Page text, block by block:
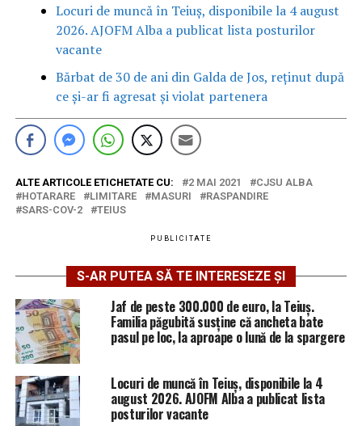
Locuri de muncă în Teiuș, disponibile la 4 august
2026. AJOFM Alba a publicat lista posturilor
vacante
Bărbat de 30 de ani din Galda de Jos, reținut după
ce și-ar fi agresat și violat partenera
ALTE ARTICOLE ETICHETATE CU: 2 MAI 2021
CJSU ALBA
HOTARARE
LIMITARE MASURI
RASPANDIRE
SARS-COV-2
TEIUS
PUBLICITATE
S-AR PUTEA SĂ TE INTERESEZE ȘI
Jaf de peste 300.000 de euro, la Teiuș.
Familia păgubită susține că ancheta bate
pasul pe loc, la aproape o lună de la spargere
Locuri de muncă în Teiuș, disponibile la 4
august 2026. AJOFM Alba a publicat lista
posturilor vacante